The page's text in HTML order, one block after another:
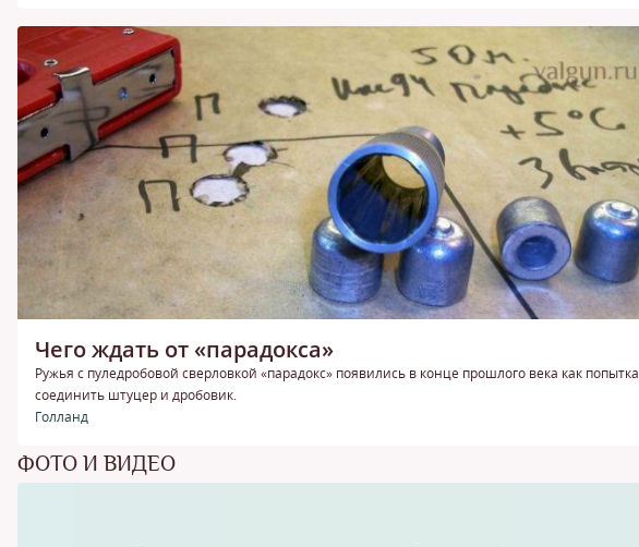
Чего ждать от «парадокса»
Ружья с пуледробовой сверловкой «парадокс» появились в конце прошлого века как попытка
соединить штуцер и дробовик.
Голланд
ФОТО И ВИДЕО